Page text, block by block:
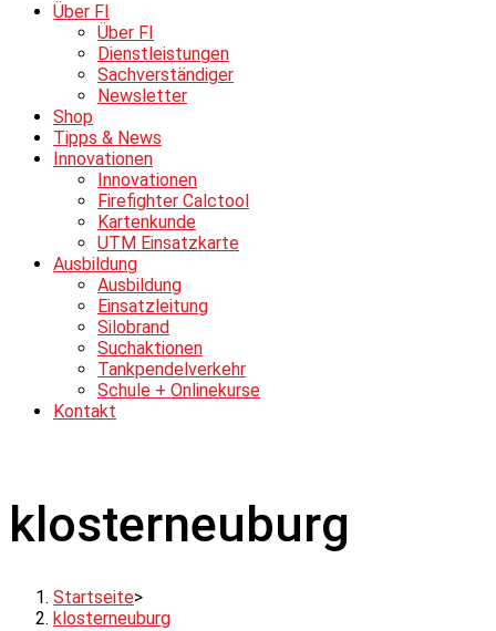
Über FI
Über FI
Dienstleistungen
Sachverständiger
Newsletter
Shop
Tipps & News
Innovationen
Innovationen
Firefighter Calctool
Kartenkunde
UTM Einsatzkarte
Ausbildung
Ausbildung
Einsatzleitung
Silobrand
Suchaktionen
Tankpendelverkehr
Schule + Onlinekurse
Kontakt
klosterneuburg
Startseite>
klosterneuburg